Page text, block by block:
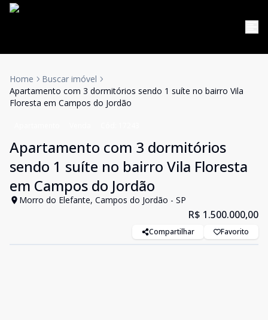
Home
Buscar imóvel
Apartamento com 3 dormitórios sendo 1 suíte no bairro Vila
Floresta em Campos do Jordão
Apartamento com 3 dormitórios
sendo 1 suíte no bairro Vila Floresta
em Campos do Jordão
Morro do Elefante, Campos do Jordão - SP
R$ 1.500.000,00
Compartilhar Favorito